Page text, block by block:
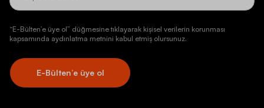
“E-Bülten’e üye ol” düğmesine tıklayarak kişisel verilerin korunması
kapsamında aydınlatma metnini kabul etmiş olursunuz.
E-Bülten’e üye ol